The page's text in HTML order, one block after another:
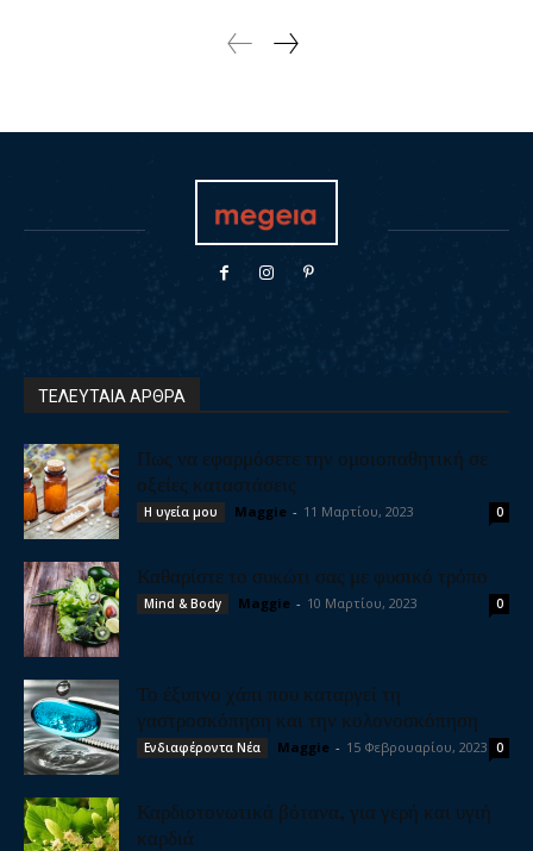
ΤΕΛΕΥΤΑΙΑ ΑΡΘΡΑ
Πως να εφαρμόσετε την ομοιοπαθητική σε
οξείες καταστάσεις
Η υγεία μου Maggie - 11 Μαρτίου, 2023 0
Καθαρίστε το συκώτι σας με φυσικό τρόπο
Mind & Body Maggie - 10 Μαρτίου, 2023 0
Το έξυπνο χάπι που καταργεί τη
γαστροσκόπηση και την κολονοσκόπηση
Ενδιαφέροντα Νέα Maggie - 15 Φεβρουαρίου, 2023 0
Καρδιοτονωτικά βότανα, για γερή και υγιή
καρδιά